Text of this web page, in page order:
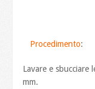
Procedimento:
Lavare e sbucciare
mm.